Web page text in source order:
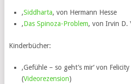
‚Siddharta‚ von Hermann Hesse
‚Das Spinoza-Problem‚ von Irvin D.
Kinderbücher:
‚Gefühle – so geht’s mir‘ von
(Videorezension)